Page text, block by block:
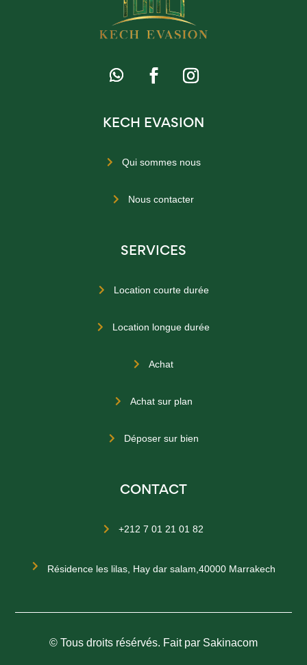
KECH EVASION
 Qui sommes nous
 Nous contacter
SERVICES
 Location courte durée
 Location longue durée
 Achat
 Achat sur plan
 Déposer sur bien
CONTACT
 +212 7 01 21 01 82
 Résidence les lilas, Hay dar salam,40000 Marrakech
© Tous droits résérvés. Fait par Sakinacom